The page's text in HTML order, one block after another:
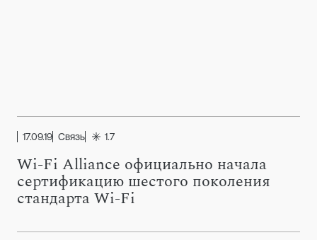
17.09.19 Связь 1.7
Wi-Fi Alliance официально начала
сертификацию шестого поколения
стандарта Wi-Fi